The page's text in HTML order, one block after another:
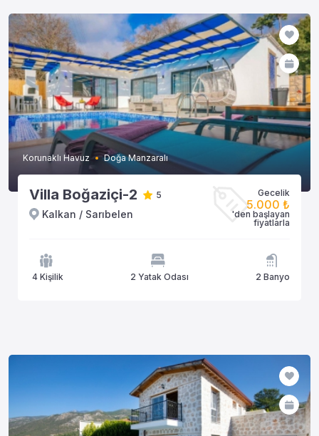
Korunaklı Havuz Doğa Manzaralı
Villa Boğaziçi-2 5
Kalkan / Sarıbelen
Gecelik
5.000 ₺
'den başlayan
fiyatlarla
4 Kişilik 2 Yatak Odası 2 Banyo